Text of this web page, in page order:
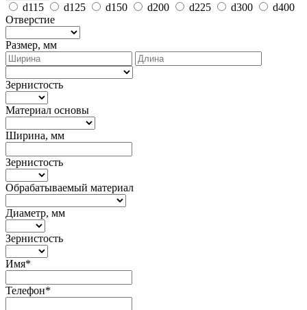
d115 d125 d150 d200 d225 d300
d400
Отверстие
Размер, мм
Зернистость
Материал основы
Ширина, мм
Зернистость
Обрабатываемый материал
Диаметр, мм
Зернистость
Имя*
Телефон*